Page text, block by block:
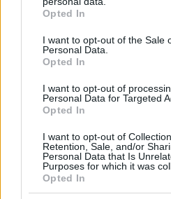
grant or deny consent to Google
use your data for below specified
consent section.
Opted In
I want to opt-out of the Sale
Personal Data.
Opted In
I want to opt-out of
Personal Data for Targeted
Opted In
I want to opt-out of
Retention, Sale, and/or
Personal Data that Is
Purposes for which it was
Opted In
Τουλάχιστον δύο bonus για
εγγράφονται σε οικογενειακό
Το νομοσχέδιο του
22.03.2022, 07:16 26